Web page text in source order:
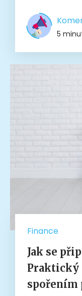
5
Finance
Jak se
Praktický
spořením